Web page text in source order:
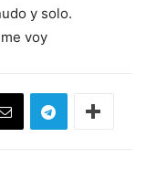
y solo.
voy